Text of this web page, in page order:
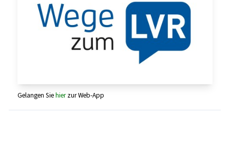
Gelangen Siehierzur Web-App